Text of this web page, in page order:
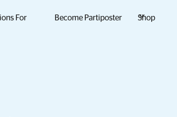
For Become Partiposter Shop